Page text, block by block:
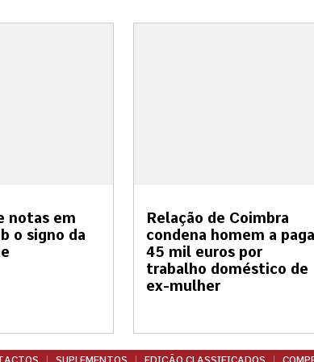
notas em
o signo da
Relação de Coimbra
condena homem a
45 mil euros por
trabalho doméstico de
ex-mulher